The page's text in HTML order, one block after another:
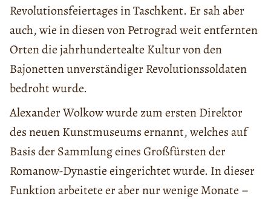
Revolutionsfeiertages in Taschkent. Er sah aber
auch, wie in diesen von Petrograd weit entfernten
Orten die jahrhundertealte Kultur von den
Bajonetten unverständiger Revolutionssoldaten
bedroht wurde.
Alexander Wolkow wurde zum ersten Direktor
des neuen Kunstmuseums ernannt, welches auf
Basis der Sammlung eines Großfürsten der
Romanow-Dynastie eingerichtet wurde. In dieser
Funktion arbeitete er aber nur wenige Monate –